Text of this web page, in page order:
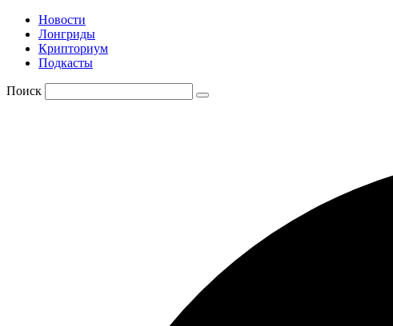
Новости
Лонгриды
Крипториум
Подкасты
Поиск